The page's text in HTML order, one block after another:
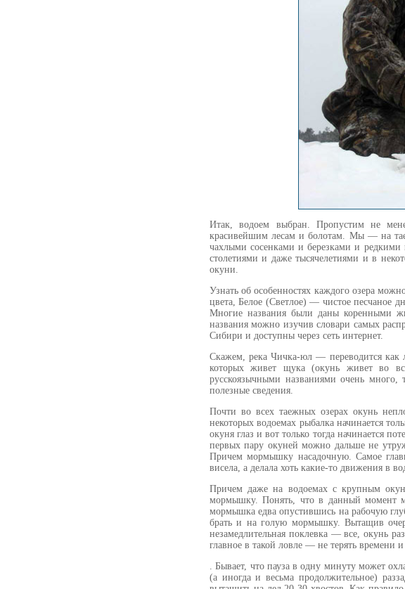
Итак, водоем выбран. Пропустим не
красивейшим лесам и болотам. Мы — на
чахлыми сосенками и березками и
столетиями и даже тысячелетиями и в
окуни.
Узнать об особенностях каждого озера
цвета, Белое (Светлое) — чистое песчаное
Многие названия были даны коренными
названия можно изучив словари самых
Сибири и доступны через сеть интернет.
Скажем, река Чичка-юл — переводится как
которых живет щука (окунь живет во
русскоязычными названиями очень много,
полезные сведения.
Почти во всех таежных озерах окунь
некоторых водоемах рыбалка начинается
окуня глаз и вот только тогда начинается
первых пару окуней можно дальше не
Причем мормышку насадочную. Самое
висела, а делала хоть какие-то движения в
Причем даже на водоемах с крупным
мормышку. Понять, что в данный момент
мормышка едва опустившись на рабочую
брать и на голую мормышку. Вытащив
незамедлительная поклевка — все, окунь
главное в такой ловле — не терять времени
. Бывает, что пауза в одну минуту может
(а иногда и весьма продолжительное)